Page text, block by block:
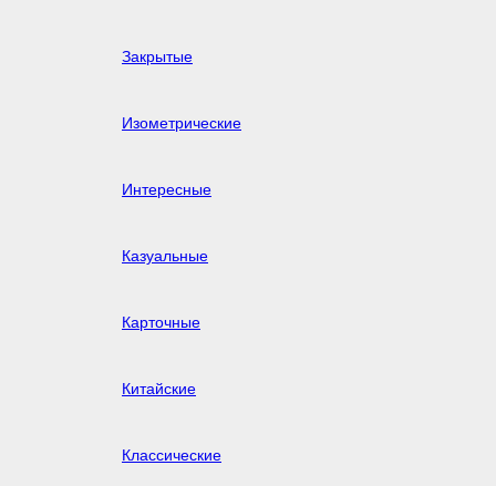
Закрытые
Изометрические
Интересные
Казуальные
Карточные
Китайские
Классические